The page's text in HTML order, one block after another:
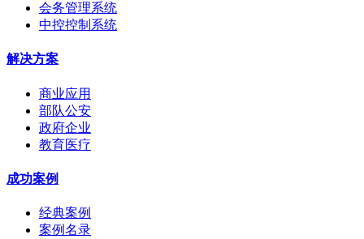
会务管理系统
中控控制系统
解决方案
商业应用
部队公安
政府企业
教育医疗
成功案例
经典案例
案例名录